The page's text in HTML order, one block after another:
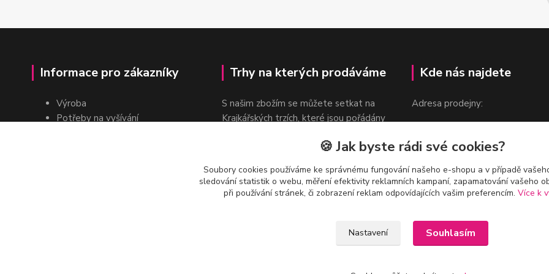
Informace pro zákazníky
Výroba
Potřeby na vyšívání
Trhy na kterých prodáváme
S našim zbožím se můžete setkat na
Krajkářských trzích, které jsou pořádány
Kde nás najdete
Adresa prodejny:
v blízkosti stanice Metra B -
Českomoravská
🍪 Jak byste rádi své cookies?
Soubory cookies používáme ke správnému fungování našeho e-shopu a v případě
sledování statistik o webu, měření efektivity reklamních kampaní, zapamatování vašeho
při používání stránek, či zobrazení reklam odpovídajících vašim preferencím. Více k
Nastavení Souhlasím